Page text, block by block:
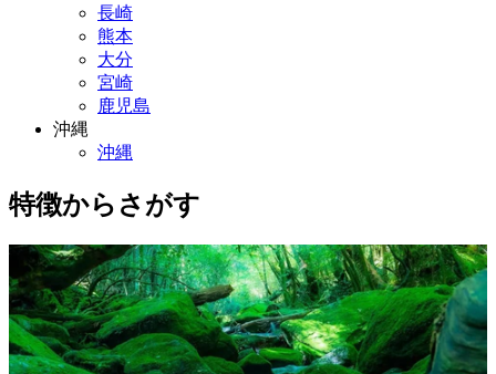
長崎
熊本
大分
宮崎
鹿児島
沖縄
沖縄
特徴からさがす